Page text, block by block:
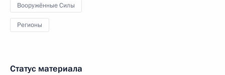
Вооружённые Силы
Регионы
Статус материала